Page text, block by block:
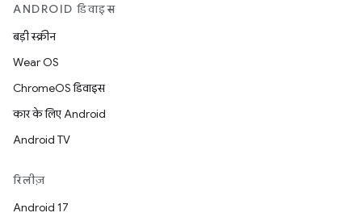
ANDROID डिवाइस
बड़ी स्क्रीन
Wear OS
ChromeOS डिवाइस
कार के लिए Android
Android TV
रिलीज़
Android 17